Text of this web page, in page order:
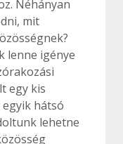
Néhányan
mit
lenne igénye
egy kis
hátsó
lehetne